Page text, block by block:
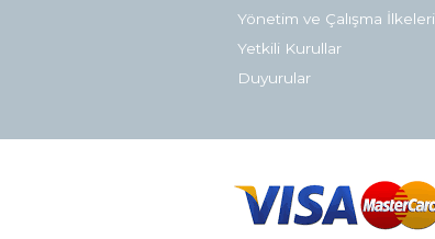
Yönetim ve Çalışma İlkeleri
Yetkili Kurullar
Duyurular